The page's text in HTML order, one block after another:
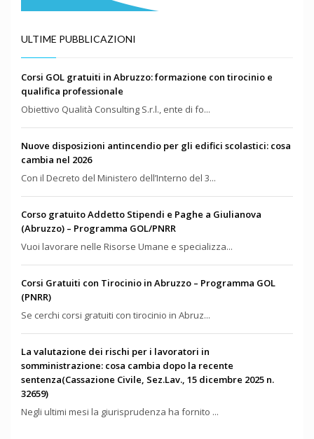
ULTIME PUBBLICAZIONI
Corsi GOL gratuiti in Abruzzo: formazione con tirocinio e
qualifica professionale
Obiettivo Qualità Consulting S.r.l., ente di fo...
Nuove disposizioni antincendio per gli edifici scolastici: cosa
cambia nel 2026
Con il Decreto del Ministero dell’Interno del 3...
Corso gratuito Addetto Stipendi e Paghe a Giulianova
(Abruzzo) – Programma GOL/PNRR
Vuoi lavorare nelle Risorse Umane e specializza...
Corsi Gratuiti con Tirocinio in Abruzzo – Programma GOL
(PNRR)
Se cerchi corsi gratuiti con tirocinio in Abruz...
La valutazione dei rischi per i lavoratori in
somministrazione: cosa cambia dopo la recente
sentenza(Cassazione Civile, Sez.Lav., 15 dicembre 2025 n.
32659)
Negli ultimi mesi la giurisprudenza ha fornito ...